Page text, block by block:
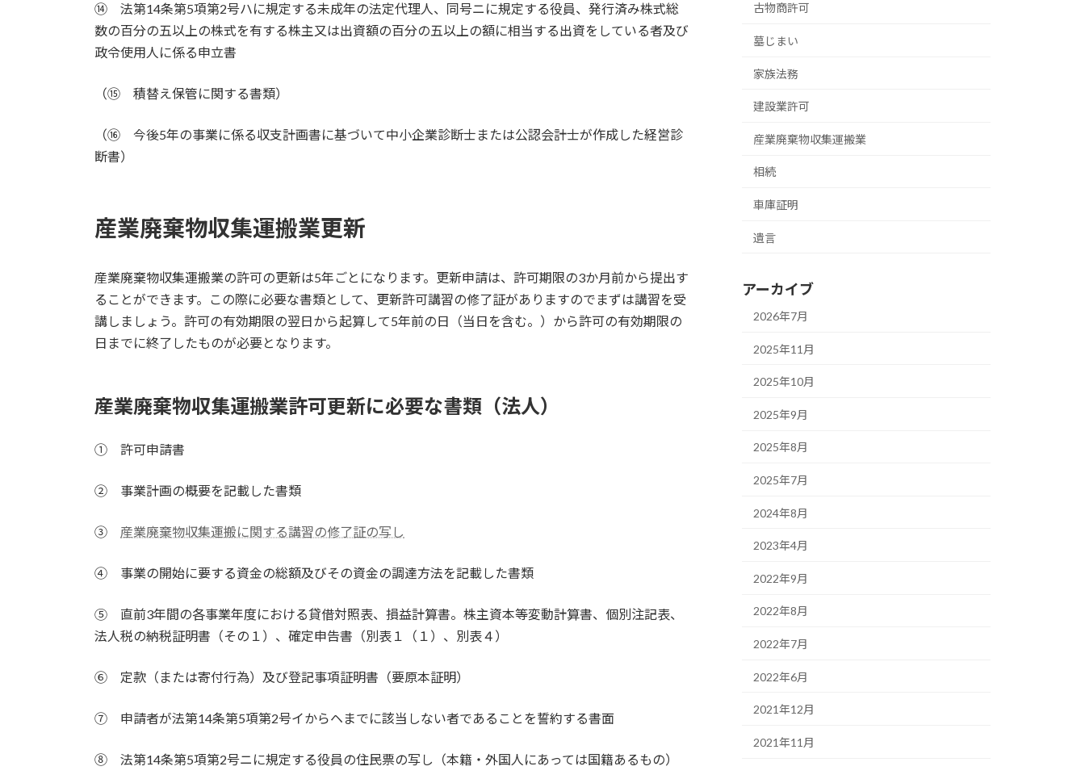
⑭ 法第14条第5項第2号ハに規定する未成年の法定代理人、同号ニに規定する役員、発行済み株式総
数の百分の五以上の株式を有する株主又は出資額の百分の五以上の額に相当する出資をしている者及び
政令使用人に係る申立書
（⑮ 積替え保管に関する書類）
（⑯ 今後5年の事業に係る収支計画書に基づいて中小企業診断士または公認会計士が作成した経営診
断書）
産業廃棄物収集運搬業更新
産業廃棄物収集運搬業の許可の更新は5年ごとになります。更新申請は、許可期限の3か月前から提出す
ることができます。この際に必要な書類として、更新許可講習の修了証がありますのでまずは講習を受
講しましょう。許可の有効期限の翌日から起算して5年前の日（当日を含む。）から許可の有効期限の
日までに終了したものが必要となります。
産業廃棄物収集運搬業許可更新に必要な書類（法人）
① 許可申請書
② 事業計画の概要を記載した書類
③ 産業廃棄物収集運搬に関する講習の修了証の写し
④ 事業の開始に要する資金の総額及びその資金の調達方法を記載した書類
⑤ 直前3年間の各事業年度における貸借対照表、損益計算書。株主資本等変動計算書、個別注記表、
法人税の納税証明書（その１）、確定申告書（別表１（１）、別表４）
⑥ 定款（または寄付行為）及び登記事項証明書（要原本証明）
⑦ 申請者が法第14条第5項第2号イからヘまでに該当しない者であることを誓約する書面
⑧ 法第14条第5項第2号ニに規定する役員の住民票の写し（本籍・外国人にあっては国籍あるもの）
古物商許可
墓じまい
家族法務
建設業許可
産業廃棄物収集運搬業
相続
車庫証明
遺言
アーカイブ
2026年7月
2025年11月
2025年10月
2025年9月
2025年8月
2025年7月
2024年8月
2023年4月
2022年9月
2022年8月
2022年7月
2022年6月
2021年12月
2021年11月